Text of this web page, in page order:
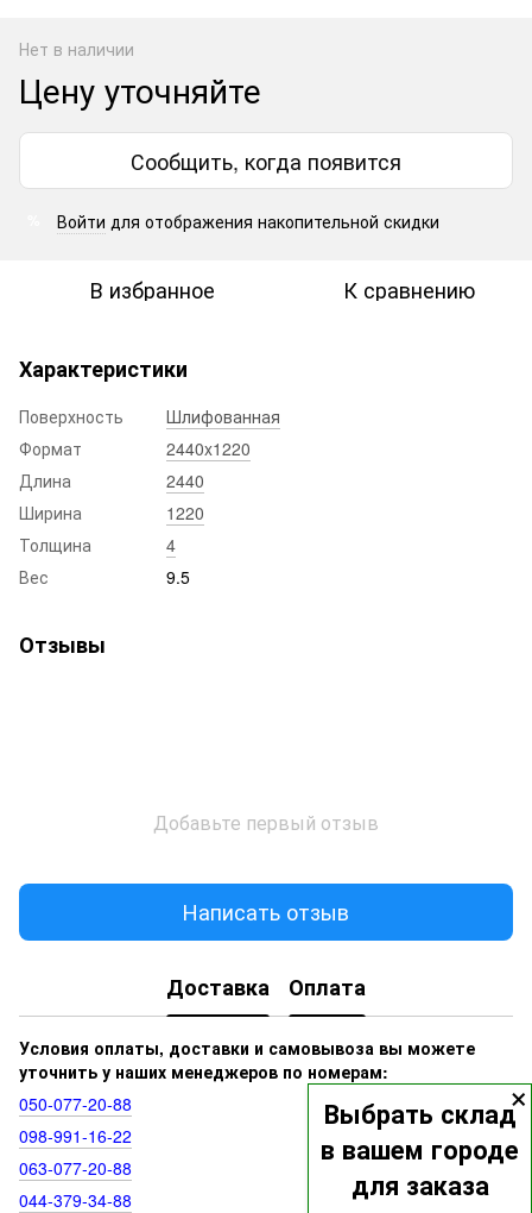
×
Выбрать склад
в вашем городе
для заказа
Нет в наличии
Цену уточняйте
Сообщить, когда появится
Войти для отображения накопительной скидки
В избранное К сравнению
Характеристики
Поверхность
Шлифованная
Формат
2440x1220
Длина
2440
Ширина
1220
Толщина
4
Вес
9.5
Отзывы
Добавьте первый отзыв
Написать отзыв
Доставка Оплата
Условия оплаты, доставки и самовывоза вы можете
уточнить у наших менеджеров по номерам:
050‑077‑20‑88
098‑991‑16‑22
063‑077‑20‑88
044‑379‑34‑88